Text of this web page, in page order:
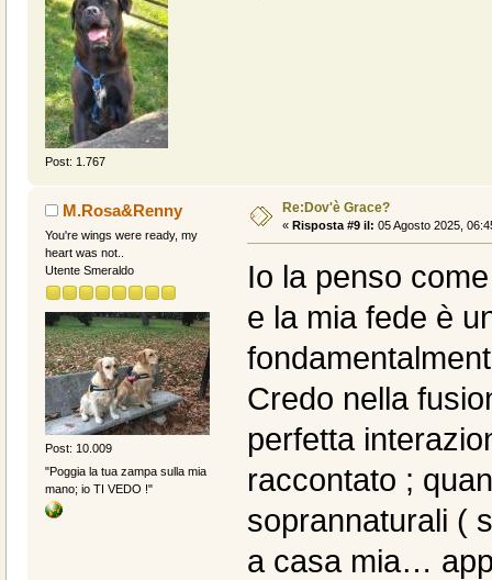
Post: 1.767
M.Rosa&Renny
You're wings were ready, my
heart was not..
Utente Smeraldo
Post: 10.009
"Poggia la tua zampa sulla mia
mano; io TI VEDO !"
Re:Dov'è Grace?
« Risposta #9 il: 05 Agosto 2025,
Io la penso
e la mia fede è
Credo nella
perfetta
raccontato ;
soprannaturali (
a casa mia…